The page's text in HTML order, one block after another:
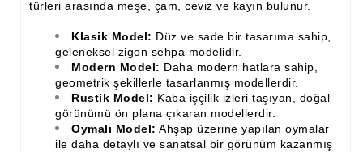
Ahşap Merdiven Küpeşte Korkuluk İmalatı
Muz Dilimi Rozet, Piramit İmalatı, Modelleri
Ahşap Oymalı Dekoratif Köşe İmalatı, Modelleri
Ahşap Saçak Çıta İmalatı Modelleri
türleri arasında meşe, çam, ceviz ve kayın bulunur.
Klasik Model: Düz ve sade bir tasarıma sahip,
geleneksel zigon sehpa modelidir.
Modern Model: Daha modern hatlara sahip,
geometrik şekillerle tasarlanmış modellerdir.
Rustik Model: Kaba işçilik izleri taşıyan, doğal
görünümü ön plana çıkaran modellerdir.
Oymalı Model: Ahşap üzerine yapılan oymalar
ile daha detaylı ve sanatsal bir görünüm kazanmış